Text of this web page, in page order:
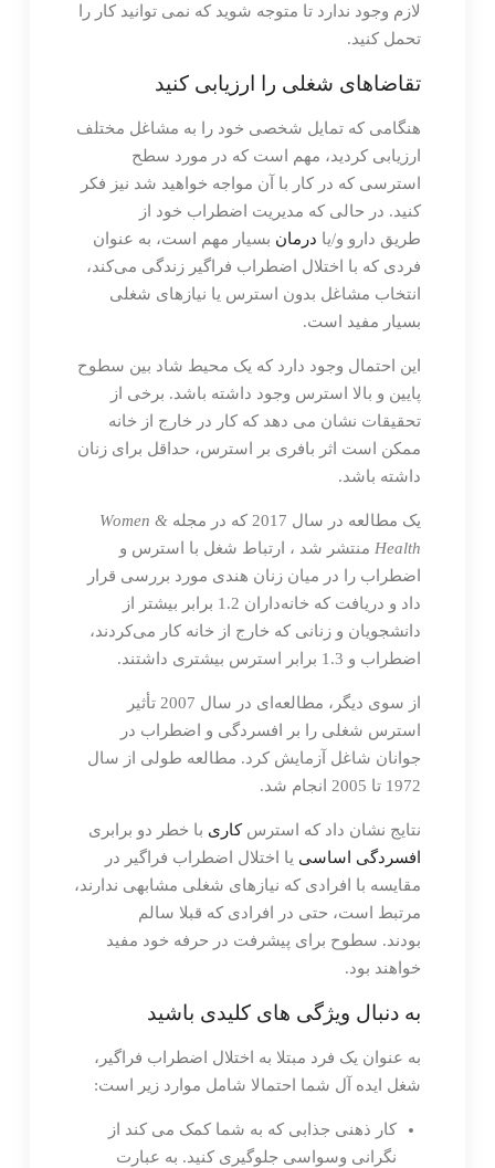
لازم وجود ندارد تا متوجه شوید که نمی توانید کار را
تحمل کنید.
تقاضاهای شغلی را ارزیابی کنید
هنگامی که تمایل شخصی خود را به مشاغل مختلف
ارزیابی کردید، مهم است که در مورد سطح
استرسی که در کار با آن مواجه خواهید شد نیز فکر
کنید. در حالی که مدیریت اضطراب خود از
طریق دارو و/یا درمان بسیار مهم است، به عنوان
فردی که با اختلال اضطراب فراگیر زندگی می‌کند،
انتخاب مشاغل بدون استرس یا نیازهای شغلی
بسیار مفید است.
این احتمال وجود دارد که یک محیط شاد بین سطوح
پایین و بالا استرس وجود داشته باشد. برخی از
تحقیقات نشان می دهد که کار در خارج از خانه
ممکن است اثر بافری بر استرس، حداقل برای زنان
داشته باشد.
یک مطالعه در سال 2017 که در مجله
Women &
Health منتشر شد ، ارتباط شغل با استرس و
اضطراب را در میان زنان هندی مورد بررسی قرار
داد و دریافت که خانه‌داران 1.2 برابر بیشتر از
دانشجویان و زنانی که خارج از خانه کار می‌کردند،
اضطراب و 1.3 برابر استرس بیشتری داشتند.
از سوی دیگر، مطالعه‌ای در سال 2007 تأثیر
استرس شغلی را بر افسردگی و اضطراب در
جوانان شاغل آزمایش کرد. مطالعه طولی از سال
1972 تا 2005 انجام شد.
نتایج نشان داد که استرسکاری با خطر دو برابری
افسردگی اساسی یا اختلال اضطراب فراگیر در
مقایسه با افرادی که نیازهای شغلی مشابهی ندارند،
مرتبط است، حتی در افرادی که قبلا سالم
بودند. سطوح برای پیشرفت در حرفه خود مفید
خواهند بود.
به دنبال ویژگی های کلیدی باشید
به عنوان یک فرد مبتلا به اختلال اضطراب فراگیر،
شغل ایده آل شما احتمالا شامل موارد زیر است:
کار ذهنی جذابی که به شما کمک می کند از
نگرانی وسواسی جلوگیری کنید. به عبارت